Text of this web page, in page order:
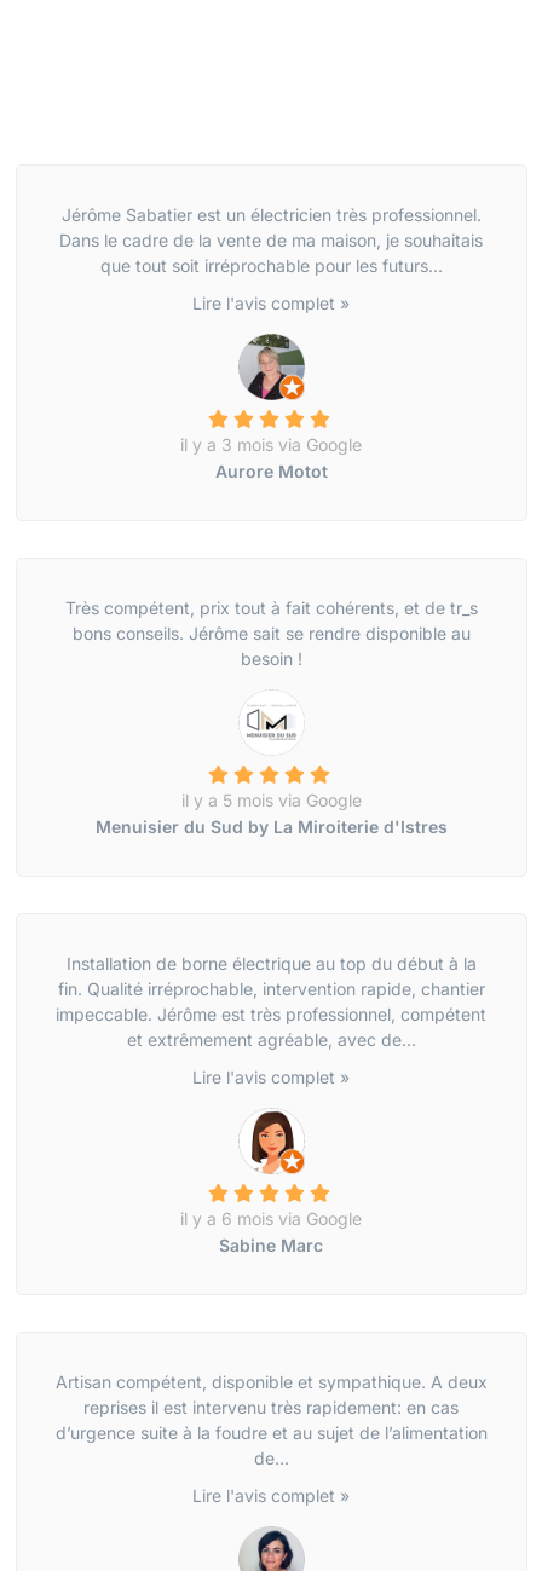
Jérôme Sabatier est un électricien très professionnel.
Dans le cadre de la vente de ma maison, je souhaitais
que tout soit irréprochable pour les futurs...
Lire l'avis complet »
il y a 3 mois via Google
Aurore Motot
Très compétent, prix tout à fait cohérents, et de tr_s
bons conseils. Jérôme sait se rendre disponible au
besoin !
il y a 5 mois via Google
Menuisier du Sud by La Miroiterie d'Istres
Installation de borne électrique au top du début à la
fin. Qualité irréprochable, intervention rapide, chantier
impeccable. Jérôme est très professionnel, compétent
et extrêmement agréable, avec de...
Lire l'avis complet »
il y a 6 mois via Google
Sabine Marc
Artisan compétent, disponible et sympathique. A deux
reprises il est intervenu très rapidement: en cas
d’urgence suite à la foudre et au sujet de l’alimentation
de...
Lire l'avis complet »